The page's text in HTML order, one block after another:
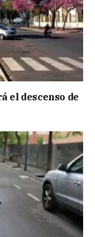
el descenso de